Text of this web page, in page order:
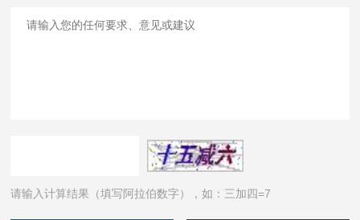
请输入计算结果（填写阿拉伯数字），如：三加四=7